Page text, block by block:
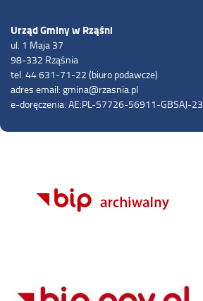
Urząd Gminy w Rząśni
ul. 1 Maja 37
98-332 Rząśnia
tel. 44 631-71-22 (biuro podawcze)
adres email: gmina@rzasnia.pl
e-doręczenia: AE:PL-57726-56911-GBSAJ-23